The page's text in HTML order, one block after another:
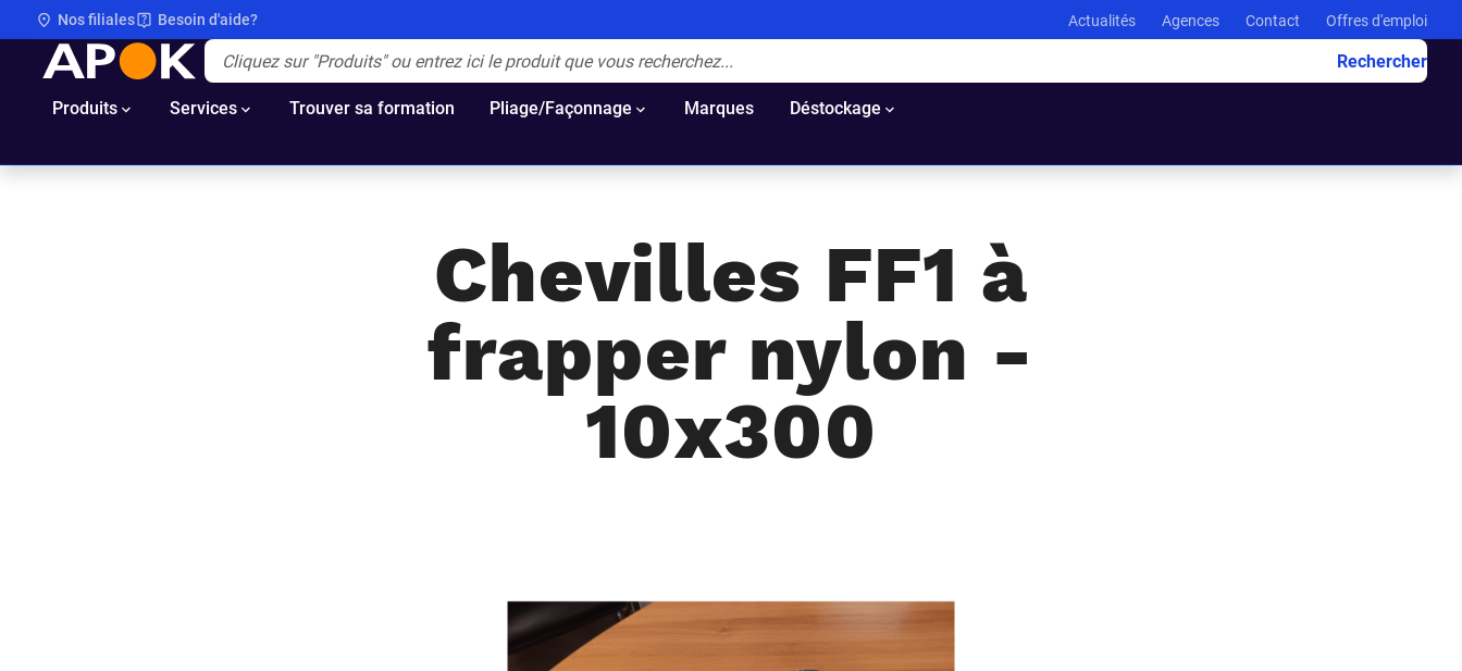
Nos filiales Besoin d'aide? Actualités Agences Contact Offres d'emploi
APOK Rechercher
Produits Services Trouver sa formation Pliage/Façonnage Marques Déstockage
Chevilles FF1 à
frapper nylon -
10x300